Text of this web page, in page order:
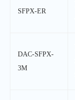
SFPX-ER
DAC-SFPX-
3M